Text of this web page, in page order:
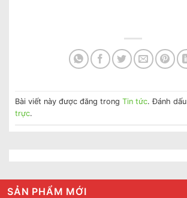
Bài viết này được đăng trong Tin tức. Đánh dấu
trực.
SẢN PHẨM MỚI